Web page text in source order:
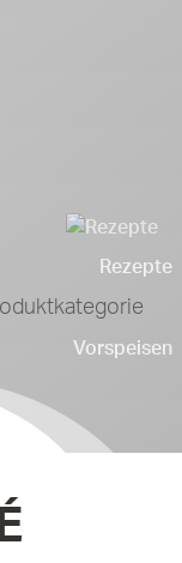
Rezepte
Vorspeisen